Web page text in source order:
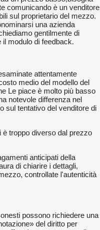
comunicando è un venditore
sul proprietario del mezzo.
una azienda
gentilmente di
modulo di feedback.
attentamente
medio del modello del
Le piace è molto più basso
notevole differenza nel
sul tentativo del venditore di
troppo diverso dal prezzo
anticipati della
di chiarire i dettagli,
controllate l'autenticità
possono richiedere una
del diritto per